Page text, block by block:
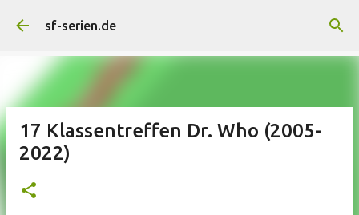
Direkt zum Hauptbereich
sf-serien.de
17 Klassentreffen Dr. Who (2005-
2022)